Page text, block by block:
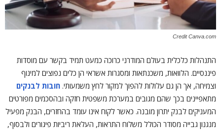
Credit Canva.com
התנהלות כלכלית בעולם המודרני כרוכה כמעט תמיד בקשר עם מוסדות
פיננסיים. הלוואות, משכנתאות ומסגרות אשראי הן כלים נפוצים למינוף
וצמיחה, אך הן גם עלולות להפוך למקור לחץ משמעותי. חובות לבנקים
מתאפיינים בכך שהם מגובים במערכת משפטית חזקה ובהסכמים מפורטים
המעניקים לבנק יתרון מובנה. כאשר לקוח אינו עומד בהחזרים, הבנק מפעיל
מנגנון גבייה מסודר הכולל משלוח התראות, העלאת ריביות פיגורים ולבסוף,